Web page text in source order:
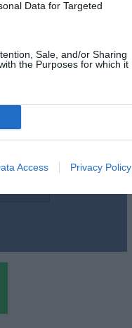
Data for Targeted
Sale, and/or Sharing
the Purposes for which it
Access Privacy Policy
natural, así
y una mujer
dia